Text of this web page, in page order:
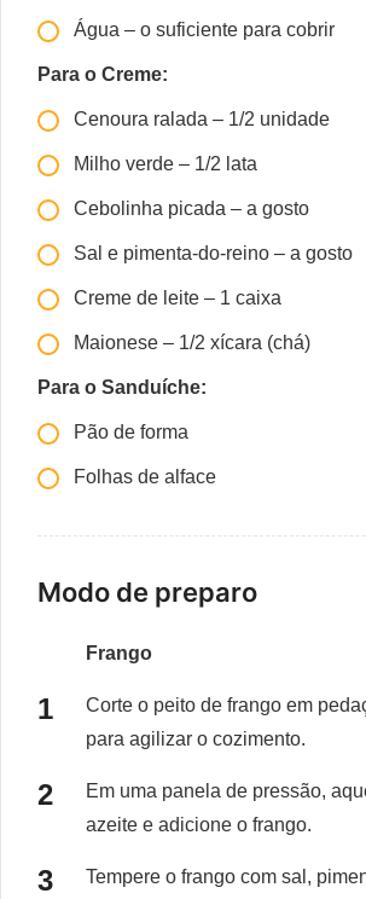
Água – o suficiente para cobrir
Para o Creme:
Cenoura ralada – 1/2 unidade
Milho verde – 1/2 lata
Cebolinha picada – a gosto
Sal e pimenta-do-reino – a gosto
Creme de leite – 1 caixa
Maionese – 1/2 xícara (chá)
Para o Sanduíche:
Pão de forma
Folhas de alface
Modo de preparo
Frango
Corte o peito de frango em
para agilizar o cozimento.
Em uma panela de pressão,
azeite e adicione o frango.
Tempere o frango com sal,